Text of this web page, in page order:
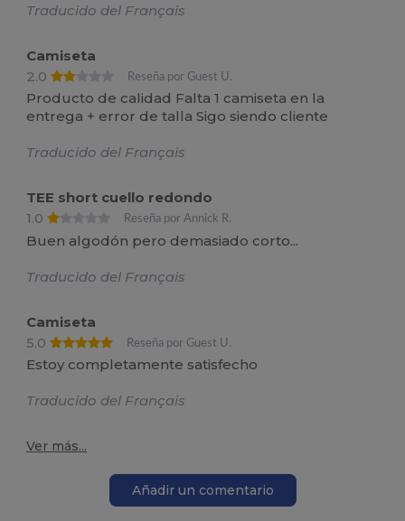
Traducido del Français
Camiseta
2.0
Reseña por Guest U.
Producto de calidad Falta 1 camiseta en la
entrega + error de talla Sigo siendo cliente
Traducido del Français
TEE short cuello redondo
1.0
Reseña por Annick R.
Buen algodón pero demasiado corto...
Traducido del Français
Camiseta
5.0
Reseña por Guest U.
Estoy completamente satisfecho
Traducido del Français
Ver más...
Añadir un comentario